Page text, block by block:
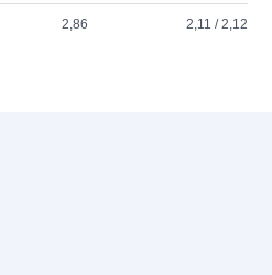
2,86 2,11 / 2,12